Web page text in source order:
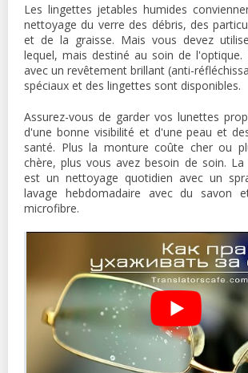
Les lingettes jetables humides
nettoyage du verre des débris, des
et de la graisse. Mais vous devez
lequel, mais destiné au soin de l'optique.
avec un revêtement brillant (anti-
spéciaux et des lingettes sont disponibles.
Assurez-vous de garder vos lunettes
d'une bonne visibilité et d'une peau et
santé. Plus la monture coûte cher ou
chère, plus vous avez besoin de soin.
est un nettoyage quotidien avec un
lavage hebdomadaire avec du savon
microfibre.